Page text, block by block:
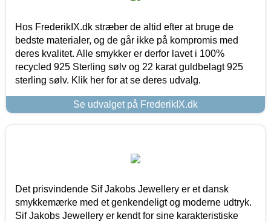
Hos FrederikIX.dk stræber de altid efter at bruge de
bedste materialer, og de går ikke på kompromis med
deres kvalitet. Alle smykker er derfor lavet i 100%
recycled 925 Sterling sølv og 22 karat guldbelagt 925
sterling sølv. Klik her for at se deres udvalg.
Se udvalget på FrederikIX.dk
Det prisvindende Sif Jakobs Jewellery er et dansk
smykkemærke med et genkendeligt og moderne udtryk.
Sif Jakobs Jewellery er kendt for sine karakteristiske